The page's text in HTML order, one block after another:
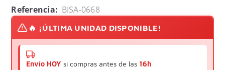
Referencia: BISA-0668
🔥 ¡ÚLTIMA UNIDAD DISPONIBLE!
Envío HOY si compras antes de las 16h